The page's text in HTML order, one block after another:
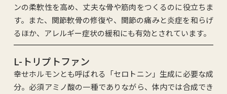
ンの柔軟性を高め、丈夫な骨や筋肉をつくるのに役立ちま
す。また、関節軟骨の修復や、関節の痛みと炎症を和らげ
るほか、アレルギー症状の緩和にも有効とされています。
L-トリプトファン
幸せホルモンとも呼ばれる「セロトニン」生成に必要な成
分。必須アミノ酸の一種でありながら、体内では合成でき